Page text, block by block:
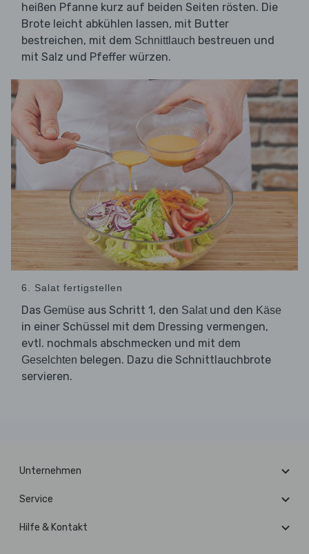
heißen Pfanne kurz auf beiden Seiten rösten. Die
Brote leicht abkühlen lassen, mit Butter
bestreichen, mit dem Schnittlauch bestreuen und
mit Salz und Pfeffer würzen.
6. Salat fertigstellen
Das Gemüse aus Schritt 1, den Salatund den Käse
in einer Schüssel mit dem Dressing vermengen,
evtl. nochmals abschmecken und mit dem
Geselchten belegen. Dazu die Schnittlauchbrote
servieren.
Unternehmen
Service
Hilfe & Kontakt